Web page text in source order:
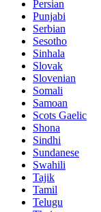
Persian
Punjabi
Serbian
Sesotho
Sinhala
Slovak
Slovenian
Somali
Samoan
Scots Gaelic
Shona
Sindhi
Sundanese
Swahili
Tajik
Tamil
Telugu